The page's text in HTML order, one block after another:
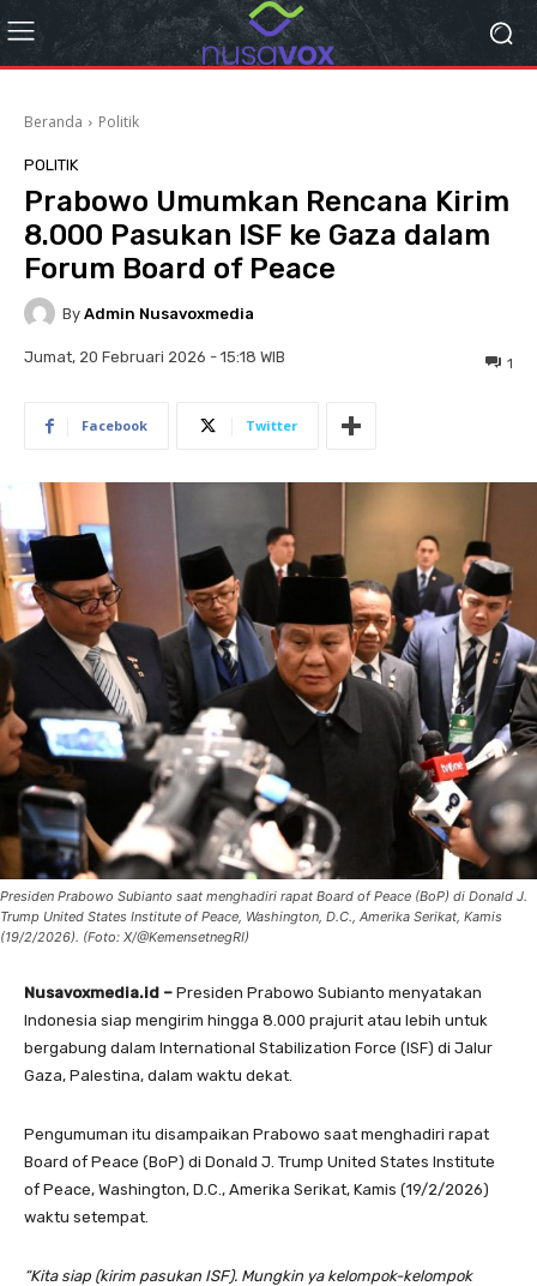
Beranda Politik
POLITIK
Prabowo Umumkan Rencana Kirim
8.000 Pasukan ISF ke Gaza dalam
Forum Board of Peace
By Admin Nusavoxmedia
Jumat, 20 Februari 2026 - 15:18 WIB 1
Facebook Twitter
Presiden Prabowo Subianto saat menghadiri rapat Board of Peace (BoP) di Donald J.
Trump United States Institute of Peace, Washington, D.C., Amerika Serikat, Kamis
(19/2/2026). (Foto: X/@KemensetnegRI)
Nusavoxmedia.id – Presiden Prabowo Subianto menyatakan
Indonesia siap mengirim hingga 8.000 prajurit atau lebih untuk
bergabung dalam International Stabilization Force (ISF) di Jalur
Gaza, Palestina, dalam waktu dekat.
Pengumuman itu disampaikan Prabowo saat menghadiri rapat
Board of Peace (BoP) di Donald J. Trump United States Institute
of Peace, Washington, D.C., Amerika Serikat, Kamis (19/2/2026)
waktu setempat.
“Kita siap (kirim pasukan ISF). Mungkin ya kelompok-kelompok